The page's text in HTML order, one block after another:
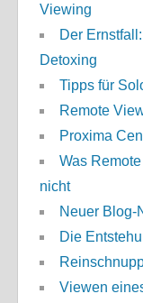
Viewing
Der
Detoxing
Tipps für
Remote
Proxima
Was
nicht
Neuer Blog-
Die
Viewen